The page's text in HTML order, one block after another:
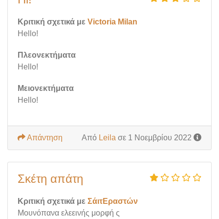
Κριτική σχετικά με Victoria Milan
Hello!
Πλεονεκτήματα
Hello!
Μειονεκτήματα
Hello!
Από Leila σε 1 Νοεμβρίου 2022
Απάντηση
Σκέτη απάτη
Κριτική σχετικά με ΣάιτΕραστών
Μουνόπανα ελεεινής μορφή ς